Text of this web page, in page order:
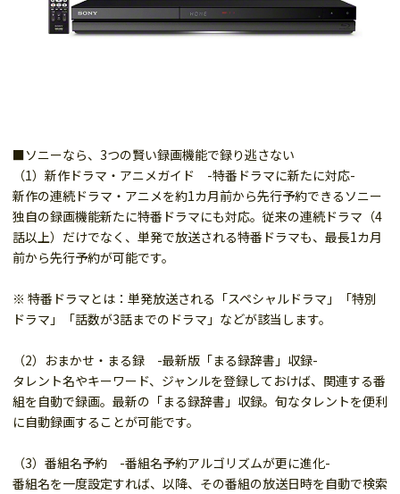
■ソニーなら、3つの賢い録画機能で録り逃さない
（1）新作ドラマ・アニメガイド -特番ドラマに新たに対応-
新作の連続ドラマ・アニメを約1カ月前から先行予約できるソニー
独自の録画機能新たに特番ドラマにも対応。従来の連続ドラマ（4
話以上）だけでなく、単発で放送される特番ドラマも、最長1カ月
前から先行予約が可能です。
※ 特番ドラマとは：単発放送される「スペシャルドラマ」「特別
ドラマ」「話数が3話までのドラマ」などが該当します。
（2）おまかせ・まる録 -最新版「まる録辞書」収録-
タレント名やキーワード、ジャンルを登録しておけば、関連する番
組を自動で録画。最新の「まる録辞書」収録。旬なタレントを便利
に自動録画することが可能です。
（3）番組名予約 -番組名予約アルゴリズムが更に進化-
番組名を一度設定すれば、以降、その番組の放送日時を自動で検索